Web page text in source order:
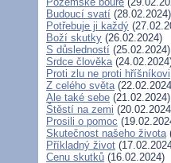
Budoucí svatí (28.02.2024)
Potřebuje ji každý
Boží skutky (26.02.2024)
S důsledností (25.02.2024)
Srdce člověka
Proti zlu ne proti hříšníkovi
Z celého světa
Ale také sebe (21.02.2024)
Štěstí na zemi
Prosili o pomoc
Skutečnost našeho života
Příkladný život
Cenu skutků (16.02.2024)